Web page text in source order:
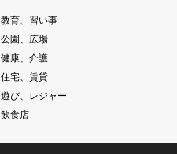
教育、習い事
公園、広場
健康、介護
住宅、賃貸
遊び、レジャー
飲食店